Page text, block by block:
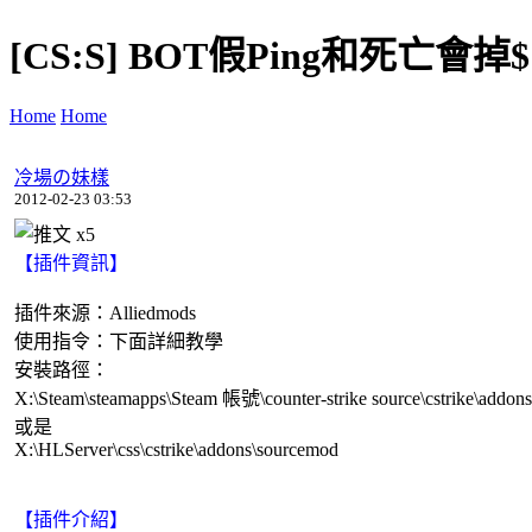
[CS:S] BOT假Ping和死亡會掉
Home Home
冷場の妹樣
2012-02-23 03:53
x5
【插件資訊】
插件來源：Alliedmods
使用指令：下面詳細教學
安裝路徑：
X:\Steam\steamapps\Steam 帳號\counter-strike
或是
X:\HLServer\css\cstrike\addons\sourcemod
【插件介紹】